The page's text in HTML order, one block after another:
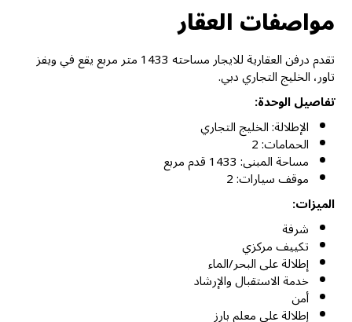
مواصفات العقار
تقدم درفن العقارية للايجار مساحته 1433 متر مربع يقع في ويفز
تاور، الخليج التجاري دبي.
تفاصيل الوحدة:
الإطلالة: الخليج التجاري
الحمامات: 2
مساحة المبنى: 1433 قدم مربع
موقف سيارات: 2
الميزات:
شرفة
تكييف مركزي
إطلالة على البحر/الماء
خدمة الاستقبال والإرشاد
أمن
إطلالة على معلم بارز